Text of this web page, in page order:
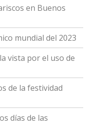
en Buenos
mundial del 2023
vista por el uso de
de la festividad
días de las